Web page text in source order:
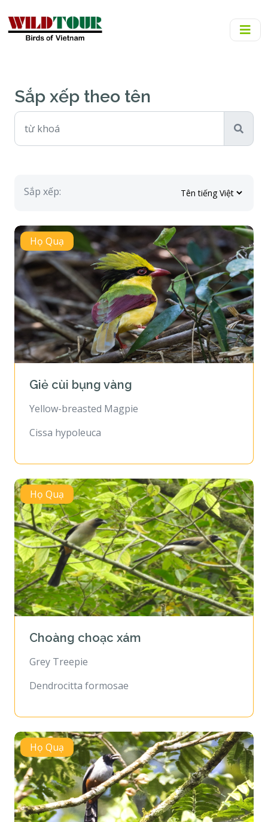
Sắp xếp theo tên
Sắp xếp:
Họ Quạ
Giẻ cùi bụng vàng
Yellow-breasted Magpie
Cissa hypoleuca
Họ Quạ
Choàng choạc xám
Grey Treepie
Dendrocitta formosae
Họ Quạ